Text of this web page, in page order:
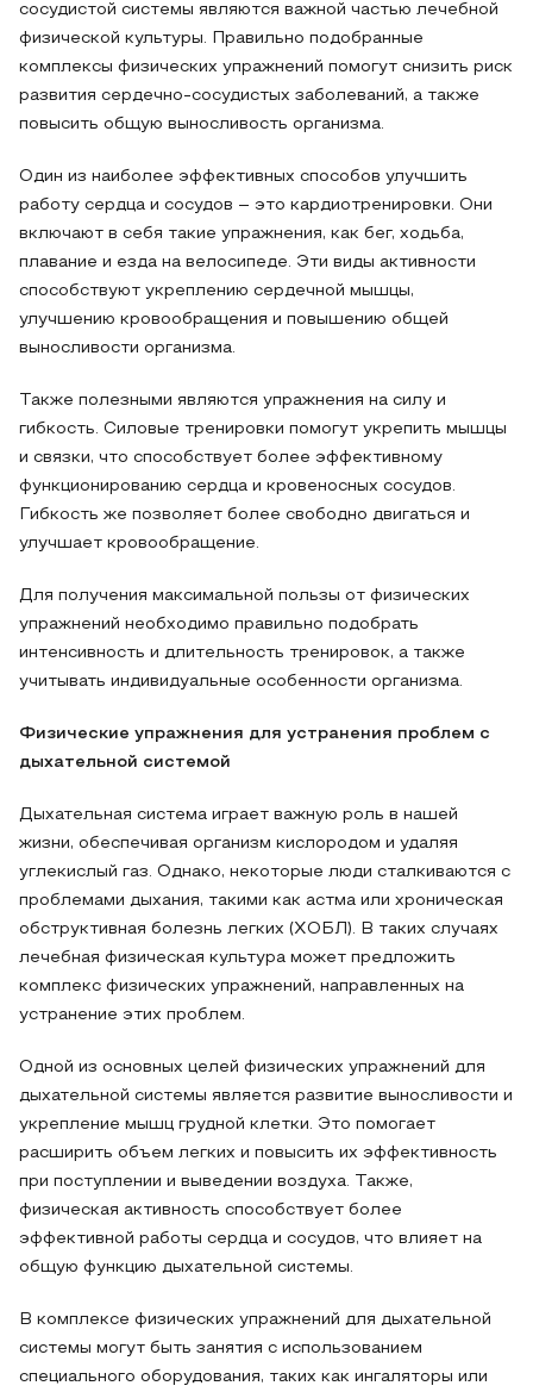
сосудистой системы являются важной частью лечебной
физической культуры. Правильно подобранные
комплексы физических упражнений помогут снизить риск
развития сердечно-сосудистых заболеваний, а также
повысить общую выносливость организма.
Один из наиболее эффективных способов улучшить
работу сердца и сосудов – это кардиотренировки. Они
включают в себя такие упражнения, как бег, ходьба,
плавание и езда на велосипеде. Эти виды активности
способствуют укреплению сердечной мышцы,
улучшению кровообращения и повышению общей
выносливости организма.
Также полезными являются упражнения на силу и
гибкость. Силовые тренировки помогут укрепить мышцы
и связки, что способствует более эффективному
функционированию сердца и кровеносных сосудов.
Гибкость же позволяет более свободно двигаться и
улучшает кровообращение.
Для получения максимальной пользы от физических
упражнений необходимо правильно подобрать
интенсивность и длительность тренировок, а также
учитывать индивидуальные особенности организма.
Физические упражнения для устранения проблем с
дыхательной системой
Дыхательная система играет важную роль в нашей
жизни, обеспечивая организм кислородом и удаляя
углекислый газ. Однако, некоторые люди сталкиваются с
проблемами дыхания, такими как астма или хроническая
обструктивная болезнь легких (ХОБЛ). В таких случаях
лечебная физическая культура может предложить
комплекс физических упражнений, направленных на
устранение этих проблем.
Одной из основных целей физических упражнений для
дыхательной системы является развитие выносливости и
укрепление мышц грудной клетки. Это помогает
расширить объем легких и повысить их эффективность
при поступлении и выведении воздуха. Также,
физическая активность способствует более
эффективной работы сердца и сосудов, что влияет на
общую функцию дыхательной системы.
В комплексе физических упражнений для дыхательной
системы могут быть занятия с использованием
специального оборудования, таких как ингаляторы или